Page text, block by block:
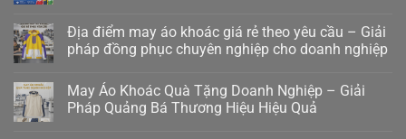
Địa điểm may áo khoác giá rẻ theo yêu cầu – Giải
pháp đồng phục chuyên nghiệp cho doanh nghiệp
May Áo Khoác Quà Tặng Doanh Nghiệp – Giải
Pháp Quảng Bá Thương Hiệu Hiệu Quả